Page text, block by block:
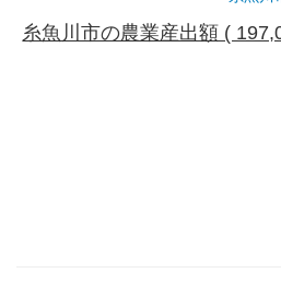
糸魚川市の農業産出額 (